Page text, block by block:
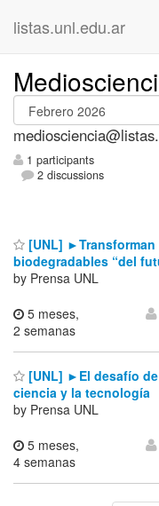
listas.unl.edu.ar
1 participants
2 discussions
[UNL]
biodegradables “del
by Prensa UNL
5 meses,
2 semanas
[UNL] ►El desafío
ciencia y la tecnología
by Prensa UNL
5 meses,
4 semanas